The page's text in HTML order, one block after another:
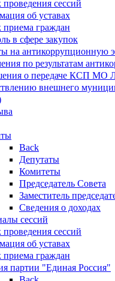
проведения сессий
об уставах
приема граждан
в сфере закупок
на антикоррупционную
по результатам
о передаче КСП МО
внешнего
Back
Депутаты
Комитеты
Председатель Совета
Заместитель
Сведения о доходах
сессий
проведения сессий
об уставах
приема граждан
партии "Единая Россия"